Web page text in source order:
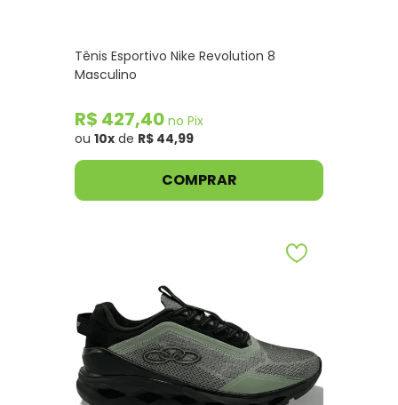
Tênis Esportivo Nike Revolution 8
Masculino
R$ 427,40 no Pix
ou 10x de R$ 44,99
COMPRAR